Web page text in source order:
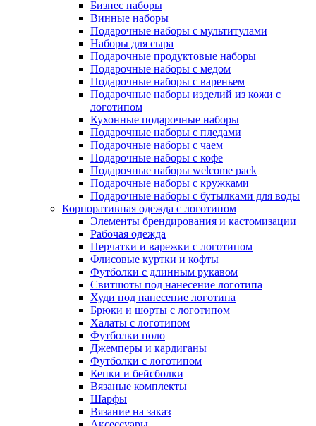
Бизнес наборы
Винные наборы
Подарочные наборы с мультитулами
Наборы для сыра
Подарочные продуктовые наборы
Подарочные наборы с медом
Подарочные наборы с вареньем
Подарочные наборы изделий из кожи с
логотипом
Кухонные подарочные наборы
Подарочные наборы с пледами
Подарочные наборы с чаем
Подарочные наборы с кофе
Подарочные наборы welcome pack
Подарочные наборы с кружками
Подарочные наборы с бутылками для воды
Корпоративная одежда с логотипом
Элементы брендирования и кастомизации
Рабочая одежда
Перчатки и варежки с логотипом
Флисовые куртки и кофты
Футболки с длинным рукавом
Свитшоты под нанесение логотипа
Худи под нанесение логотипа
Брюки и шорты с логотипом
Халаты с логотипом
Футболки поло
Джемперы и кардиганы
Футболки с логотипом
Кепки и бейсболки
Вязаные комплекты
Шарфы
Вязание на заказ